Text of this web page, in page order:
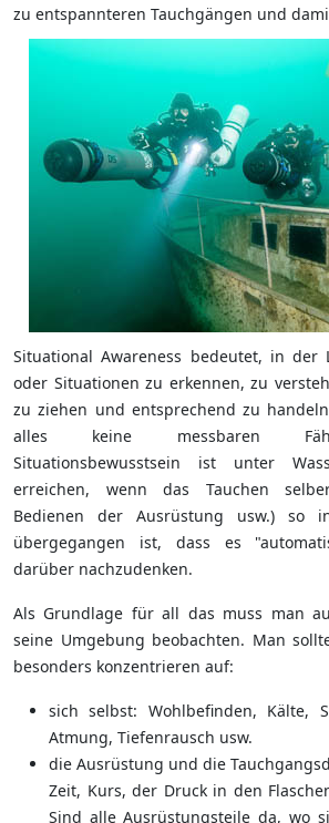
zu entspannteren Tauchgängen und
Situational Awareness bedeutet, in der
oder Situationen zu erkennen, zu
zu ziehen und entsprechend zu
alles keine messbaren
Situationsbewusstsein ist unter
erreichen, wenn das Tauchen
Bedienen der Ausrüstung usw.) so
übergegangen ist, dass es
darüber nachzudenken.
Als Grundlage für all das muss man
seine Umgebung beobachten. Man
besonders konzentrieren auf:
sich selbst: Wohlbefinden, Kälte,
Atmung, Tiefenrausch usw.
die Ausrüstung und die
Zeit, Kurs, der Druck in den
Sind alle Ausrüstungsteile da, wo